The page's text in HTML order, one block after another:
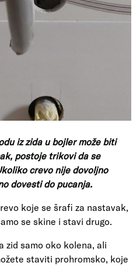
iz zida u bojler može biti
postoje trikovi da se
crevo nije dovoljno
dovesti do pucanja.
koje se šrafi za nastavak,
se skine i stavi drugo.
zid samo oko kolena, ali
staviti prohromsko, koje